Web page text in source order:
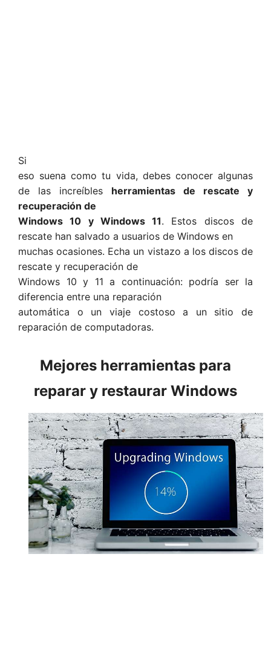
Si
eso suena como tu vida, debes conocer algunas
de las increíbles herramientas de rescate y
recuperación de
Windows 10 y Windows 11. Estos discos de
rescate han salvado a usuarios de Windows en
muchas ocasiones. Echa un vistazo a los discos de
rescate y recuperación de
Windows 10 y 11 a continuación: podría ser la
diferencia entre una reparación
automática o un viaje costoso a un sitio de
reparación de computadoras.
Mejores herramientas para
reparar y restaurar Windows